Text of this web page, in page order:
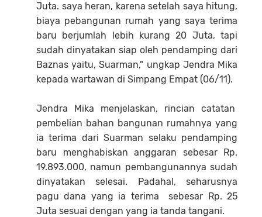
Juta. saya heran, karena setelah saya hitung,
biaya pebangunan rumah yang saya terima
baru berjumlah lebih kurang 20 Juta, tapi
sudah dinyatakan siap oleh pendamping dari
Baznas yaitu, Suarman," ungkap Jendra Mika
kepada wartawan di Simpang Empat (06/11).
Jendra Mika menjelaskan, rincian catatan
pembelian bahan bangunan rumahnya yang
ia terima dari Suarman selaku pendamping
baru menghabiskan anggaran sebesar Rp.
19.893.000, namun pembangunannya sudah
dinyatakan selesai. Padahal, seharusnya
pagu dana yang ia terima sebesar Rp. 25
Juta sesuai dengan yang ia tanda tangani.